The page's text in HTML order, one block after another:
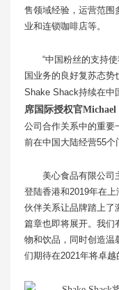
售领域经验，运营范围
业和连锁咖啡店等。
“中国粉丝的支持
国业务的良好复苏态
Shake Shack持续在中
席国际授权官
公司合作关系中的重要
前在中国大陆经营55个
美心食品有限公司
登陆香港和2019年在
伙伴关系让品牌踏上了
篇章也即将展开。我们
物和饮品，同时创造温
们期待在2021年将卓